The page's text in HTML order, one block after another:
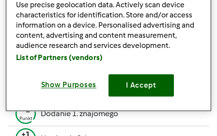
społecznościowym.
+50
Punktów
Zwycięzca konkursu
+10
Utworzenie przepisu (całość = 10 pkt, część =
Ocenienie 1 przepisu
+1
Punkt
Dodanie 1. znajomego
Use precise geolocation data. Actively scan device
characteristics for identification. Store and/or access
information on a device. Personalised advertising and
content, advertising and content measurement,
audience research and services development.
List of Partners (vendors)
Show Purposes I Accept